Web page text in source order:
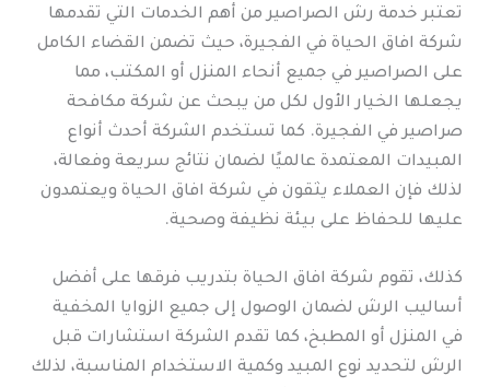
تعتبر خدمة رش الصراصير من أهم الخدمات التي تقدمها
شركة افاق الحياة في الفجيرة، حيث تضمن القضاء الكامل
على الصراصير في جميع أنحاء المنزل أو المكتب، مما
يجعلها الخيار الأول لكل من يبحث عن شركة مكافحة
صراصير في الفجيرة. كما تستخدم الشركة أحدث أنواع
المبيدات المعتمدة عالميًا لضمان نتائج سريعة وفعالة،
لذلك فإن العملاء يثقون في شركة افاق الحياة ويعتمدون
عليها للحفاظ على بيئة نظيفة وصحية.
كذلك، تقوم شركة افاق الحياة بتدريب فرقها على أفضل
أساليب الرش لضمان الوصول إلى جميع الزوايا المخفية
في المنزل أو المطبخ، كما تقدم الشركة استشارات قبل
الرش لتحديد نوع المبيد وكمية الاستخدام المناسبة، لذلك